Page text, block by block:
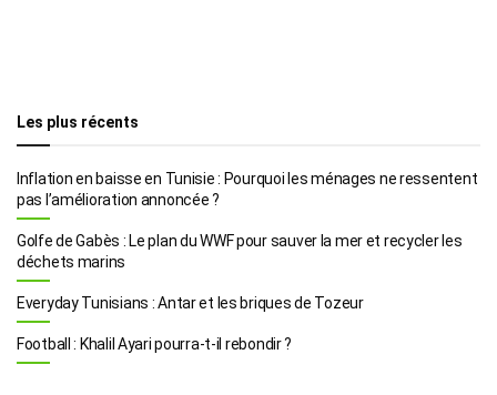
Les plus récents
Inflation en baisse en Tunisie : Pourquoi les ménages ne ressentent
pas l’amélioration annoncée ?
Golfe de Gabès : Le plan du WWF pour sauver la mer et recycler les
déchets marins
Everyday Tunisians : Antar et les briques de Tozeur
Football : Khalil Ayari pourra-t-il rebondir ?